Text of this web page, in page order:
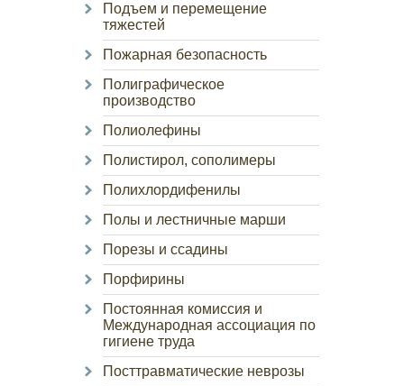
Подъем и перемещение
тяжестей
Пожарная безопасность
Полиграфическое
производство
Полиолефины
Полистирол, сополимеры
Полихлордифенилы
Полы и лестничные марши
Порезы и ссадины
Порфирины
Постоянная комиссия и
Международная ассоциация по
гигиене труда
Посттравматические неврозы